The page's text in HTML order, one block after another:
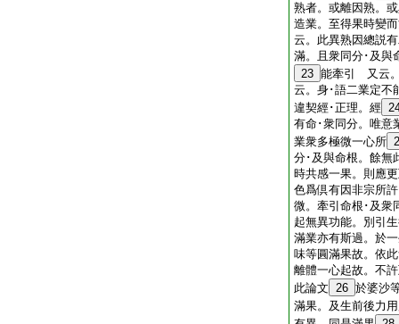
熟者。或離因熟。
造業。至得果時變
云。此異熟因總説
滿。且衆同分･及與
23 能牽引 又云
云。身･語二業定不
違契經･正理。經
有命･衆同分。唯意
業衆多極微一心所
分･及與命根。餘無
時共感一果。則應
色爲倶有因非宗所
微。牽引命根･及衆
起無異功能。別引
滿業亦有斯過。於
味等圓滿果故。依
離體一心起故。不
此論文 26 於婆沙
滿果。及生前後力